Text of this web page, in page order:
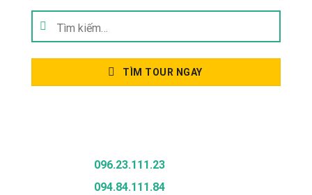
Tìm
TÌM TOUR NGAY
096.23.111.23
094.84.111.84